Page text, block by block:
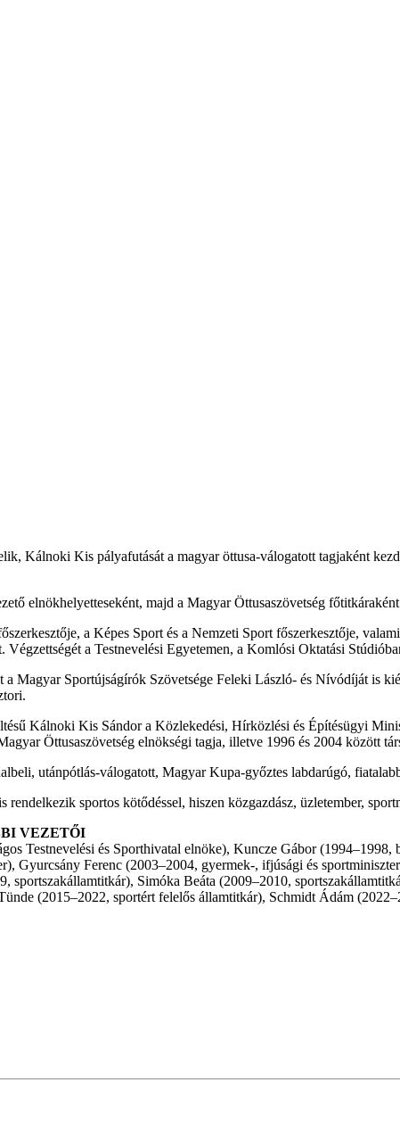
Kálnoki Kis pályafutását a magyar öttusa-válogatott tagjaként
elnökhelyetteseként, majd a Magyar Öttusaszövetség
a Képes Sport és a Nemzeti Sport főszerkesztője,
a Testnevelési Egyetemen, a Komlósi Oktatási
Magyar Sportújságírók Szövetsége Feleki László- és Nívódíját is
Kálnoki Kis Sándor a Közlekedési, Hírközlési és Építésügyi
Öttusaszövetség elnökségi tagja, illetve 1996 és 2004 között
utánpótlás-válogatott, Magyar Kupa-győztes labdarúgó,
sportos kötődéssel, hiszen közgazdász, üzletember,
VEZETŐI
Testnevelési és Sporthivatal elnöke), Kuncze Gábor
Gyurcsány Ferenc (2003–2004, gyermek-, ifjúsági és
sportszakállamtitkár), Simóka Beáta (2009–2010,
(2015–2022, sportért felelős államtitkár), Schmidt Ádám